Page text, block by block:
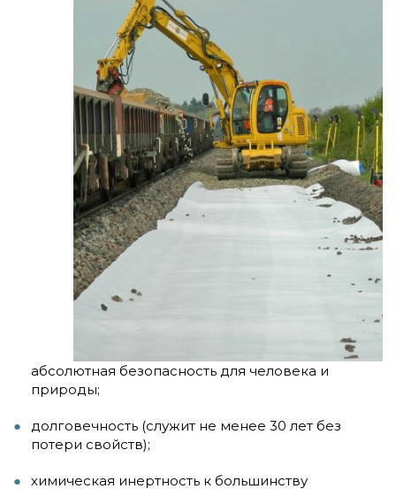
абсолютная безопасность для человека и
природы;
долговечность (служит не менее 30 лет без
потери свойств);
химическая инертность к большинству